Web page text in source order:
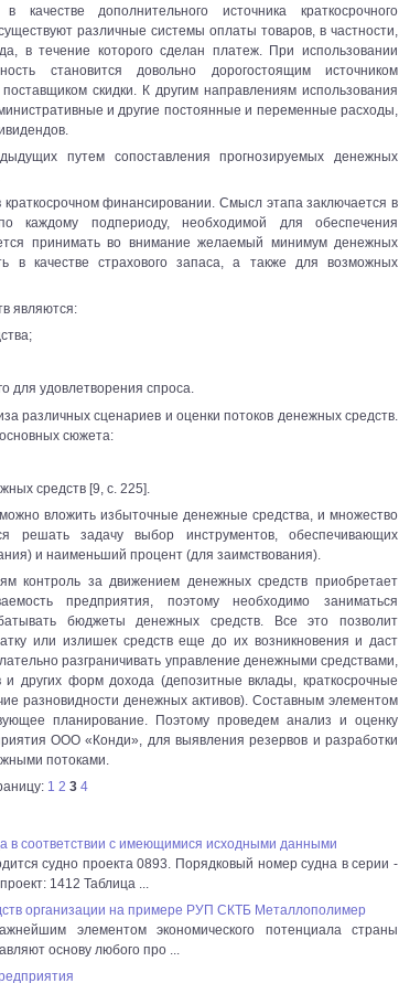
дополнительного источника краткосрочного
различные системы оплаты товаров, в частности,
в течение которого сделан платеж. При использовании
становится довольно дорогостоящим источником
скидки. К другим направлениям использования
и другие постоянные и переменные расходы,
путем сопоставления прогнозируемых денежных
финансировании. Смысл этапа заключается в
каждому подпериоду, необходимой для обеспечения
принимать во внимание желаемый минимум денежных
в качестве страхового запаса, а также для возможных
являются:
для удовлетворения спроса.
различных сценариев и оценки потоков денежных средств.
сюжета:
средств [9, c. 225].
вложить избыточные денежные средства, и множество
решать задачу выбор инструментов, обеспечивающих
и наименьший процент (для заимствования).
контроль за движением денежных средств приобретает
предприятия, поэтому необходимо заниматься
бюджеты денежных средств. Все это позволит
или излишек средств еще до их возникновения и даст
разграничивать управление денежными средствами,
форм дохода (депозитные вклады, краткосрочные
разновидности денежных активов). Составным элементом
планирование. Поэтому проведем анализ и оценку
ООО «Конди», для выявления резервов и разработки
потоками.
1 2 3 4
в соответствии с имеющимися исходными данными
судно проекта 0893. Порядковый номер судна в серии -
1412 Таблица ...
организации на примере РУП СКТБ Металлополимер
элементом экономического потенциала страны
основу любого про ...